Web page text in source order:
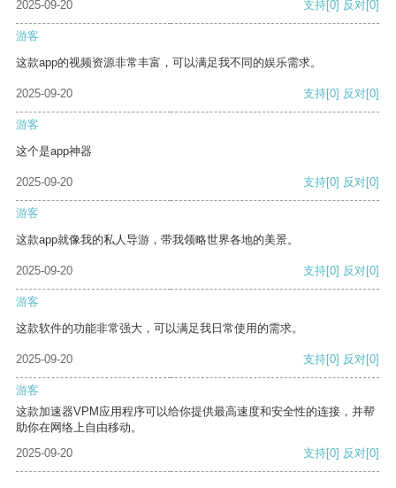
2025-09-20 支持[0] 反对[0]
游客
这款app的视频资源非常丰富，可以满足我不同的娱乐需求。
2025-09-20 支持[0] 反对[0]
游客
这个是app神器
2025-09-20 支持[0] 反对[0]
游客
这款app就像我的私人导游，带我领略世界各地的美景。
2025-09-20 支持[0] 反对[0]
游客
这款软件的功能非常强大，可以满足我日常使用的需求。
2025-09-20 支持[0] 反对[0]
游客
这款加速器VPM应用程序可以给你提供最高速度和安全性的连接，并帮
助你在网络上自由移动。
2025-09-20
支持[0] 反对[0]